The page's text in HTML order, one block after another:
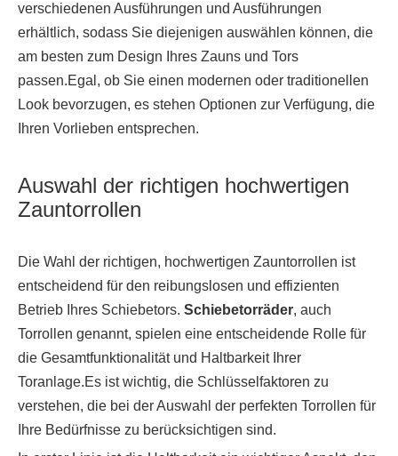
verschiedenen Ausführungen und Ausführungen
erhältlich, sodass Sie diejenigen auswählen können, die
am besten zum Design Ihres Zauns und Tors
passen.Egal, ob Sie einen modernen oder traditionellen
Look bevorzugen, es stehen Optionen zur Verfügung, die
Ihren Vorlieben entsprechen.
Auswahl der richtigen hochwertigen
Zauntorrollen
Die Wahl der richtigen, hochwertigen Zauntorrollen ist
entscheidend für den reibungslosen und effizienten
Betrieb Ihres Schiebetors. Schiebetorräder, auch
Torrollen genannt, spielen eine entscheidende Rolle für
die Gesamtfunktionalität und Haltbarkeit Ihrer
Toranlage.Es ist wichtig, die Schlüsselfaktoren zu
verstehen, die bei der Auswahl der perfekten Torrollen für
Ihre Bedürfnisse zu berücksichtigen sind.